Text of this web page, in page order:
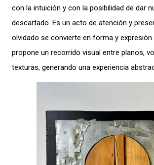
con la intuición y con la posibilidad de dar
descartado. Es un acto de atención y
olvidado se convierte en forma y
propone un recorrido visual entre planos,
texturas, generando una experiencia